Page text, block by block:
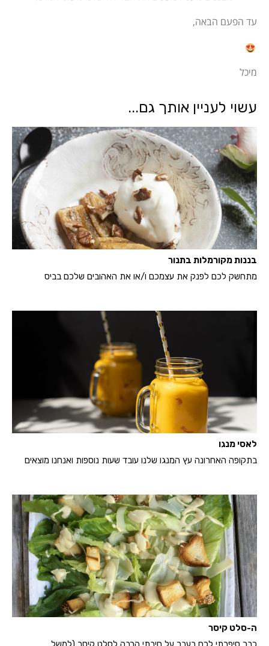
עד הפעם הבאה,
מיכל
עשוי לעניין אותך גם...
בננות מקורמלות בתנור
מתחשק לכם לפנק את עצמכם ו/או את האהובים שלכם בביס
לאסי מנגו
בתקופה האחרונה עץ המנגו שלנו עובד שעות נוספות ואנחנו מוצאים
ה-סלט קיסר